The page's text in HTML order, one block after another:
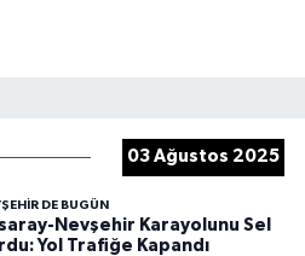
03 Ağustos 2025
DE BUGÜN
Nevşehir Karayolunu Sel
Yol Trafiğe Kapandı